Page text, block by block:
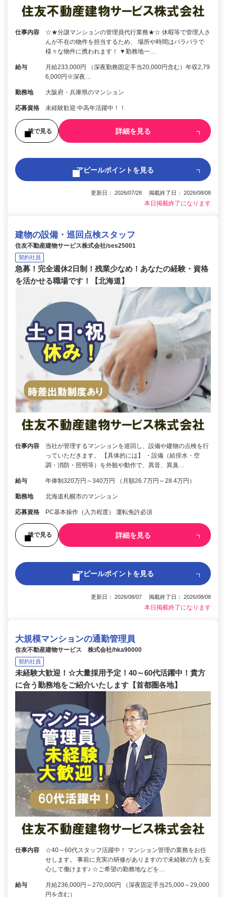
仕事内容
☆★分譲マンションの管理員代行業務★☆ 休暇等で管理人さ
んが不在の物件を担当するため、 場所や時間はバラバラで
様々な物件に携われます！ ▼勤務地一…
給与
月給233,000円 （深夜勤務固定手当20,000円含む）年収2,79
6,000円※深夜…
勤務地 大阪府・兵庫県のマンション
応募資格 未経験歓迎 中高年活躍中！！
後で見る 詳細を見る
アピールポイントを見る
更新日： 2026/07/28 掲載終了日： 2026/08/08
本日掲載終了になります
建物の設備・巡回点検スタッフ
住友不動産建物サービス株式会社/ses25001
契約社員
急募！完全週休2日制！残業少なめ！あなたの経験・資格
を活かせる職場です！【北海道】
仕事内容
当社が管理するマンションを巡回し、設備や建物の点検を行
っていただきます。 【具体的には】 ・設備（給排水・空
調・消防・照明等）を外観や動作で、異音、異臭…
給与 年俸制320万円～340万円 （月額26.7万円～28.4万円）
勤務地 北海道札幌市のマンション
応募資格 PC基本操作（入力程度） 運転免許必須
後で見る 詳細を見る
アピールポイントを見る
更新日： 2026/08/07 掲載終了日： 2026/08/08
本日掲載終了になります
大規模マンションの通勤管理員
住友不動産建物サービス 株式会社/hka90000
契約社員
未経験大歓迎！☆大量採用予定！40～60代活躍中！貴方
に合う勤務地をご紹介いたします【首都圏各地】
仕事内容
☆40～60代スタッフ活躍中！ マンション管理の業務をお任
せします。 事前に充実の研修がありますので未経験の方も安
心して働けます♪ ☆ご希望の勤務地などを…
給与
月給236,000円～270,000円 （深夜固定手当25,000～29,000
円を含む）